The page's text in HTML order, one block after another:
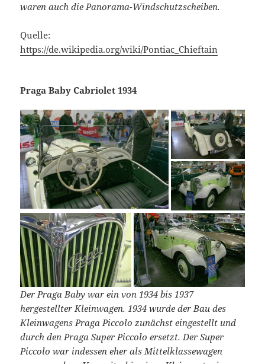
waren auch die Panorama-Windschutzscheiben.
Quelle:
https://de.wikipedia.org/wiki/Pontiac_Chieftain
Praga Baby Cabriolet 1934
Der Praga Baby war ein von 1934 bis 1937
hergestellter Kleinwagen. 1934 wurde der Bau des
Kleinwagens Praga Piccolo zunächst eingestellt und
durch den Praga Super Piccolo ersetzt. Der Super
Piccolo war indessen eher als Mittelklassewagen